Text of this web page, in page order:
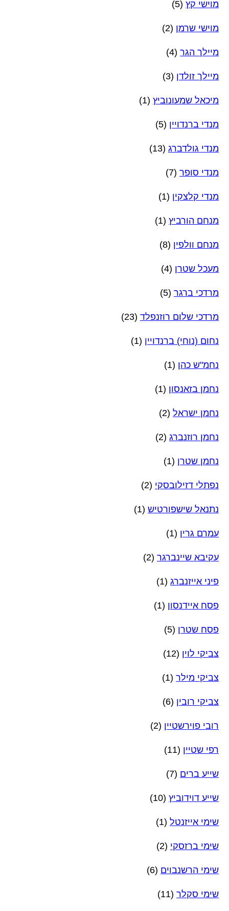
מוישי קץ (5)
מוישי שרמן (2)
מיילך הגר (4)
מיילך זולדן (3)
מיכאל שמעונוביץ (1)
מנדי ברנדויין (5)
מנדי גולדברג (13)
מנדי סופר (7)
מנדי קלצקין (1)
מנחם הורביץ (1)
מנחם וולפין (8)
מעכל שטרן (4)
מרדכי ברגר (5)
מרדכי שלום רוזנפלד (23)
נחום (נוחי) ברנדויין (1)
נחמ"ש כהן (1)
נחמן בזאנסון (1)
נחמן ישראל (2)
נחמן רוזנברג (2)
נחמן שטרן (1)
נפתלי דזילובסקי (2)
נתנאל שישפורטיש (1)
עמרם גרין (1)
עקיבא שיינברגר (2)
פיני אייזנברג (1)
פסח איידנסון (1)
פסח שטרן (5)
צביקי לוין (12)
צביקי מילר (1)
צביקי רובין (6)
רובי פוירשטיין (2)
רפי שטיין (11)
שייע ברים (7)
שייע דוידוביץ (10)
שימי אייזנטל (1)
שימי ברזסקי (2)
שימי הרשנבוים (6)
שימי סקלר (11)